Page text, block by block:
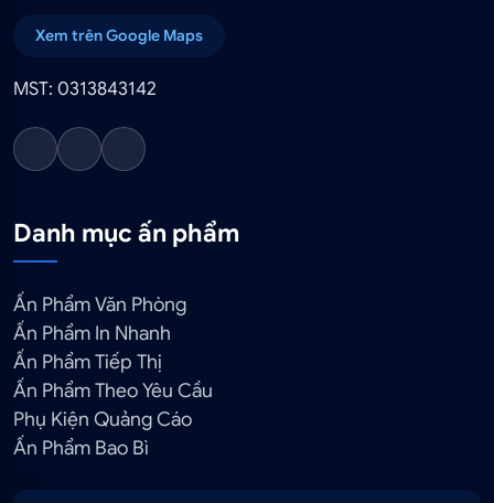
Xem trên Google Maps
MST: 0313843142
Danh mục ấn phẩm
Ấn Phẩm Văn Phòng
Ấn Phẩm In Nhanh
Ấn Phẩm Tiếp Thị
Ấn Phẩm Theo Yêu Cầu
Phụ Kiện Quảng Cáo
Ấn Phẩm Bao Bì